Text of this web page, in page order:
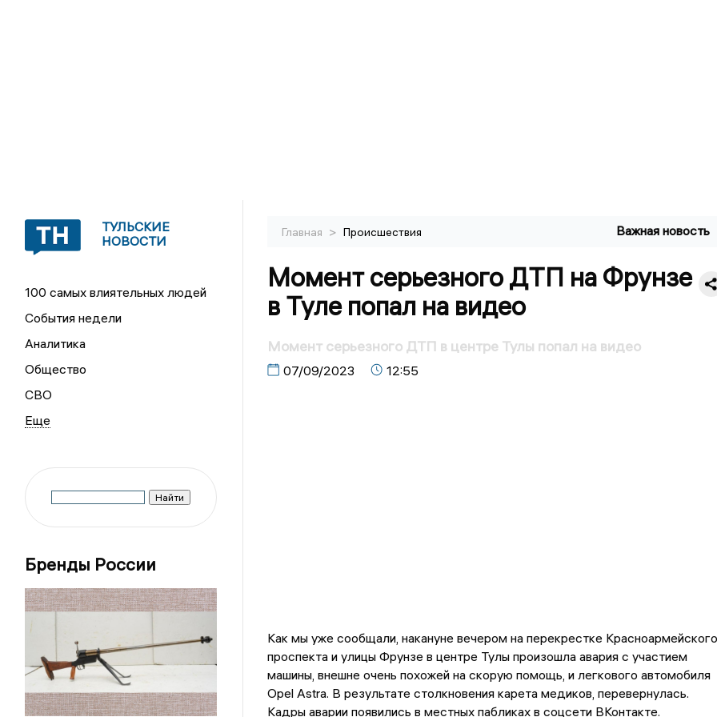
ТУЛЬСКИЕ
НОВОСТИ
100 самых влиятельных людей
События недели
Аналитика
Общество
СВО
Бренды России
Главная > Происшествия Важная новость
Момент серьезного ДТП на Фрунзе
в Туле попал на видео
Момент серьезного ДТП в центре Тулы попал на видео
07/09/2023 12:55
Как мы уже сообщали, накануне вечером на перекрестке Красноармейского
проспекта и улицы Фрунзе в центре Тулы произошла авария с участием
машины, внешне очень похожей на скорую помощь, и легкового автомобиля
Opel Astra. В результате столкновения карета медиков, перевернулась.
Кадры аварии появились в местных пабликах в соцсети ВКонтакте.